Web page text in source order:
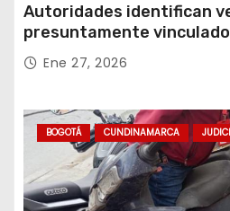
Autoridades identifican
presuntamente
conjuntos residenciales
Ene 27, 2026
BOGOTÁ CUNDINAMARCA